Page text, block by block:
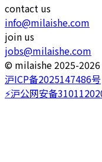
contact us
info@milaishe.com
join us
jobs@milaishe.com
©️ milaishe 2025-2026
沪ICP备2025147486号
⚡️沪公网安备